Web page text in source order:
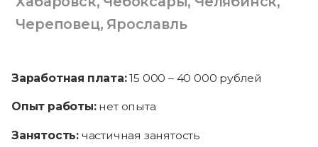
Череповец, Ярославль
Заработная плата:15 000 – 40 000 рублей
Опыт работы:нет опыта
Занятость: частичная занятость